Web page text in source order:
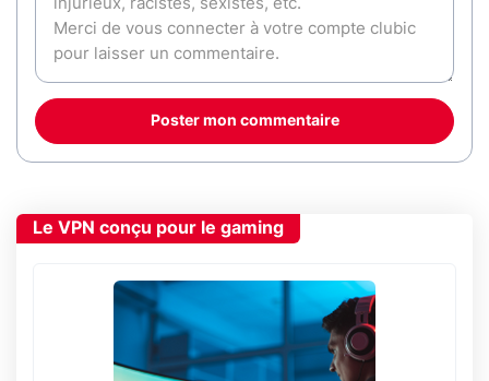
Poster mon commentaire
Le VPN conçu pour le gaming